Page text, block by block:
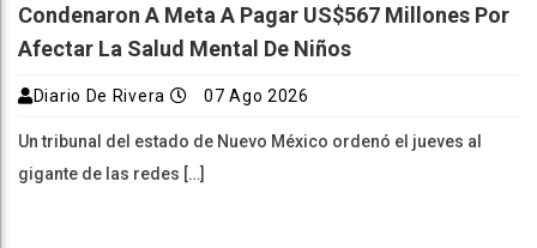
Condenaron A Meta A Pagar US$567 Millones Por
Afectar La Salud Mental De Niños
Diario De Rivera 07 Ago 2026
Un tribunal del estado de Nuevo México ordenó el jueves al
gigante de las redes […]